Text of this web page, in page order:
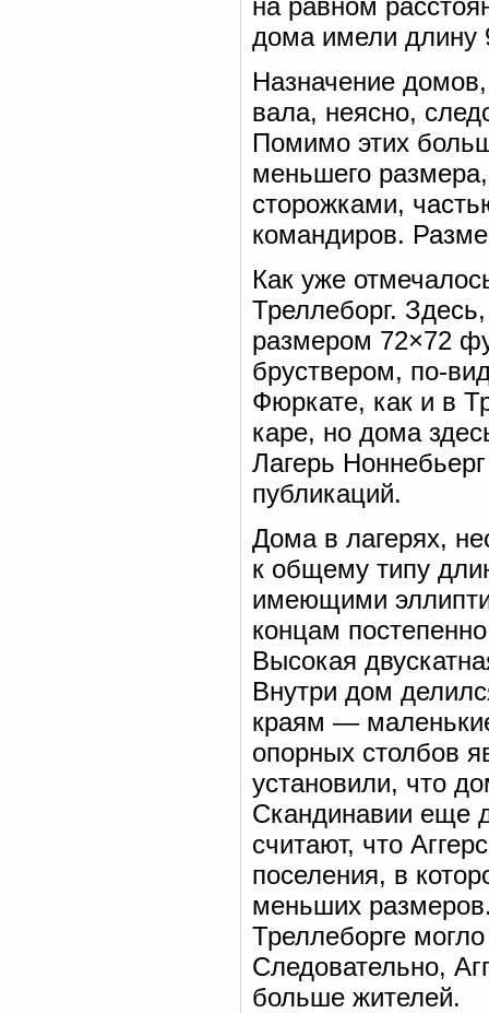
дома имели длину
Назначение
вала, неясно,
Помимо этих
меньшего
сторожками,
командиров.
Как уже
Треллеборг.
размером 72×72
бруствером, по-
Фюркате, как и в
каре, но дома
Лагерь
публикаций.
Дома в лагерях,
к общему типу
имеющими
концам
Высокая
Внутри дом
краям —
опорных столбов
установили, что
Скандинавии еще
считают, что
поселения, в
меньших
Треллеборге
Следовательно,
больше жителей.